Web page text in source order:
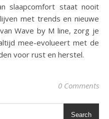
slaapcomfort staat nooit
met trends en nieuwe
Wave by M line, zorg je
mee-evolueert met de
voor rust en herstel.
0 Comments
Search